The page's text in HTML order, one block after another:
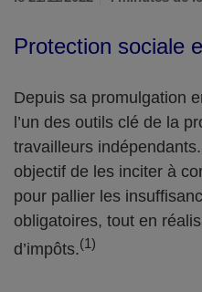
Protection sociale
Depuis sa promulgation
l’un des outils clé de la
travailleurs
objectif de les inciter à
pour pallier les
obligatoires, tout en
d’impôts.(1)